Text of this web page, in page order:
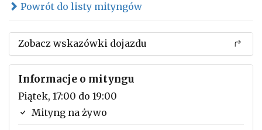
Powrót do listy mityngów
Zobacz wskazówki dojazdu
Informacje o mityngu
Piątek, 17:00 do 19:00
Mityng na żywo